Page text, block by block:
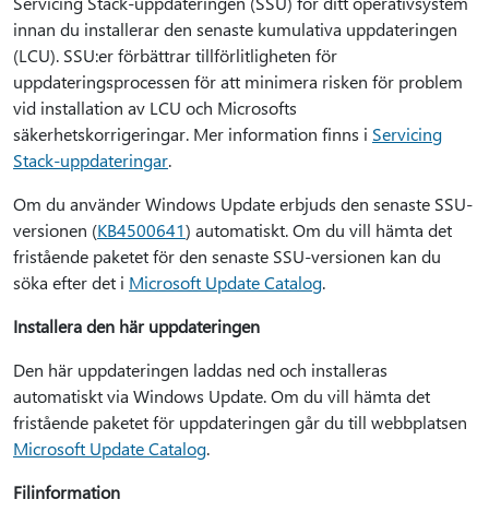
innan du installerar den senaste kumulativa uppdateringen
(LCU). SSU:er förbättrar tillförlitligheten för
uppdateringsprocessen för att minimera risken för problem
vid installation av LCU och Microsofts
säkerhetskorrigeringar. Mer information finns i Servicing
Stack-uppdateringar.
Om du använder Windows Update erbjuds den senaste SSU-
versionen (KB4500641) automatiskt. Om du vill hämta det
fristående paketet för den senaste SSU-versionen kan du
söka efter det i Microsoft Update Catalog.
Installera den här uppdateringen
Den här uppdateringen laddas ned och installeras
automatiskt via Windows Update. Om du vill hämta det
fristående paketet för uppdateringen går du till webbplatsen
Microsoft Update Catalog.
Filinformation